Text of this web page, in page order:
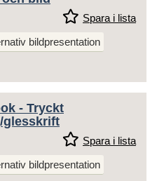
Spara i lista
bildpresentation
- Tryckt
glesskrift
Spara i lista
bildpresentation